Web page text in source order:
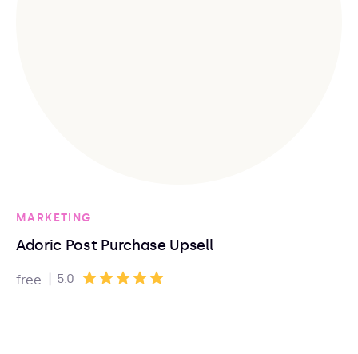
MARKETING
Adoric Post Purchase Upsell
free | 5.0